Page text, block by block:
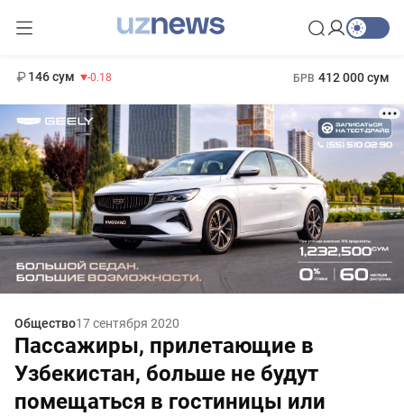
146 сум -0.18 БРВ 412 000 сум
Общество17 сентября 2020
Пассажиры, прилетающие в
Узбекистан, больше не будут
помещаться в гостиницы или